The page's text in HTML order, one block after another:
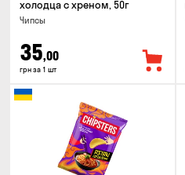
холодца с хреном, 50г
Чипсы
35,00
грн за 1 шт